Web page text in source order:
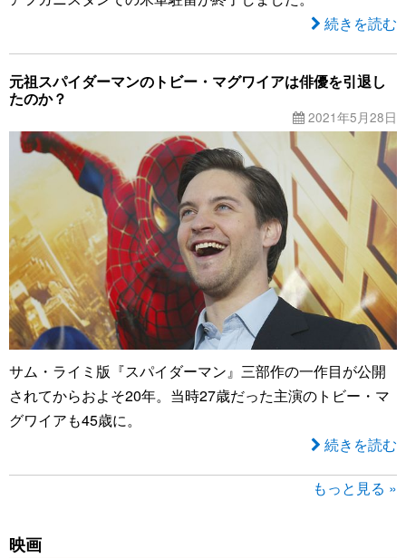
続きを読む
元祖スパイダーマンのトビー・マグワイアは俳優を引退し
たのか？
2021年5月28日
サム・ライミ版『スパイダーマン』三部作の一作目が公開
されてからおよそ20年。当時27歳だった主演のトビー・マ
グワイアも45歳に。
続きを読む
もっと見る »
映画